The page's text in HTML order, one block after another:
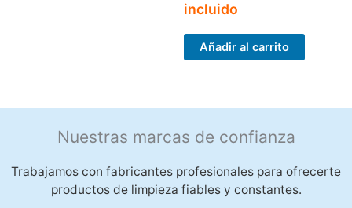
incluido
Añadir al carrito
Nuestras marcas de confianza
Trabajamos con fabricantes profesionales para ofrecerte
productos de limpieza fiables y constantes.